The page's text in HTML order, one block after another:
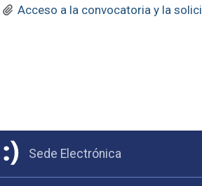
Acceso a la convocatoria y la
Sede Electrónica